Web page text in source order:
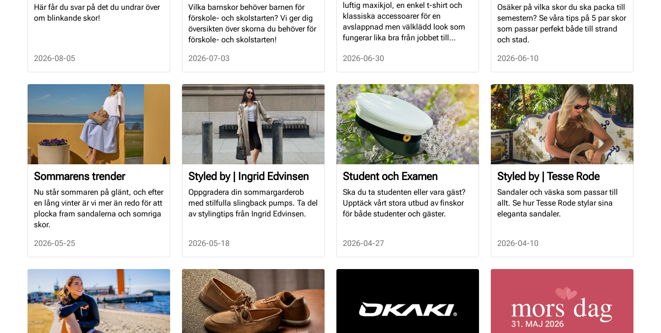
Här får du svar på det du undrar över
om blinkande skor!
2026-08-05
Vilka barnskor behöver barnen för
förskole- och skolstarten? Vi ger dig
översikten över skorna du behöver för
förskole- och skolstarten!
2026-07-03
luftig maxikjol, en enkel t-shirt och
klassiska accessoarer för en
avslappnad men välklädd look som
fungerar lika bra från jobbet till
2026-06-30
Osäker på vilka skor du ska packa till
semestern? Se våra tips på 5 par skor
som passar perfekt både till strand
och stad.
2026-06-10
Sommarens trender
Nu står sommaren på glänt, och efter
en lång vinter är vi mer än redo för att
plocka fram sandalerna och somriga
skor.
2026-05-25
Styled by | Ingrid Edvinsen
Oppgradera din sommargarderob
med stilfulla slingback pumps. Ta del
av stylingtips från Ingrid Edvinsen.
2026-05-18
Student och Examen
Ska du ta studenten eller vara gäst?
Upptäck vårt stora utbud av finskor
för både studenter och gäster.
2026-04-27
Styled by | Tesse Rode
Sandaler och väska som passar till
allt. Se hur Tesse Rode stylar sina
eleganta sandaler.
2026-04-10